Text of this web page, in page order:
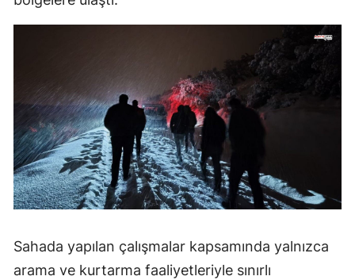
Sahada yapılan çalışmalar kapsamında yalnızca
arama ve kurtarma faaliyetleriyle sınırlı